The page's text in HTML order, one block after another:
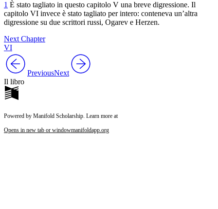
1 È stato tagliato in questo capitolo V una breve digressione. Il
capitolo VI invece è stato tagliato per intero: conteneva un’altra
digressione su due scrittori russi, Ogarev e Herzen.
Next Chapter
VI
PreviousNext
Il libro
Powered by Manifold Scholarship. Learn more at
Opens in new tab or windowmanifoldapp.org